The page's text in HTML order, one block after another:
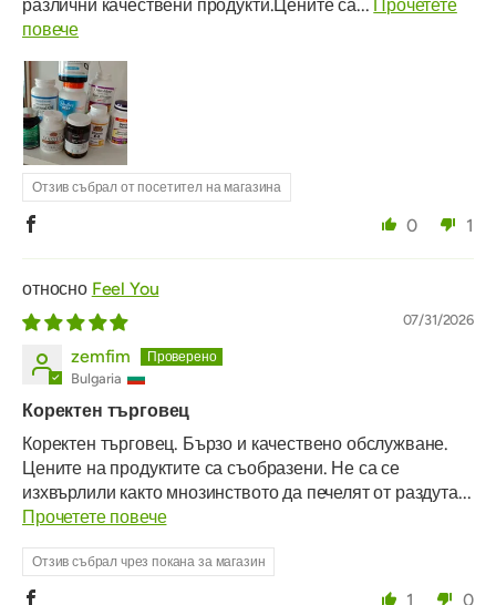
различни качествени продукти.Цените са... Прочетете
повече
Отзив събрал от посетител на магазина
0 1
Feel You
07/31/2026
zemfim
Bulgaria
Коректен търговец
Коректен търговец. Бързо и качествено обслужване.
Цените на продуктите са съобразени. Не са се
изхвърлили както мнозинството да печелят от раздута...
Прочетете повече
Отзив събрал чрез покана за магазин
1 0